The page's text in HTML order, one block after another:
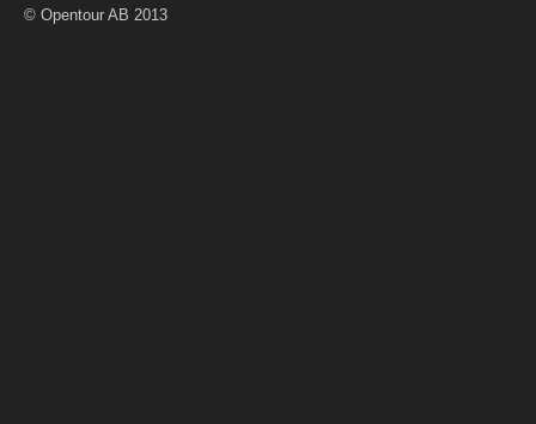
© Opentour AB 2013